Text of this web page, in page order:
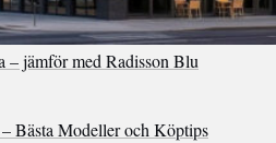
– jämför med Radisson Blu
Bästa Modeller och Köptips